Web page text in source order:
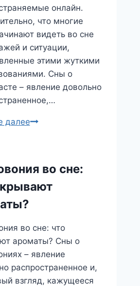
онлайн.
что многие
видеть во сне
и ситуации,
этими жуткими
Сны о
– явление довольно
далееСны
кошмар
реальности
сон
во сне:
во сне: что
ароматы? Сны о
– явление
распространенное и,
взгляд, кажущееся